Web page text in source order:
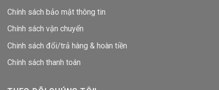
Chính sách bảo mật thông tin
Chính sách vận chuyển
Chinh sách đổi/trả hàng & hoàn tiền
Chính sách thanh toán